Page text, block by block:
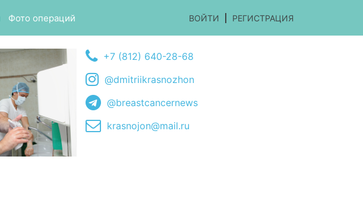
Фото операций ВОЙТИ РЕГИСТРАЦИЯ
+7 (812) 640-28-68
@dmitriikrasnozhon
@breastcancernews
krasnojon@mail.ru